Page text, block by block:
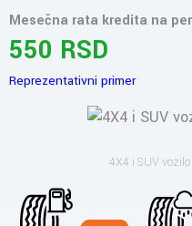
Mesečna rata kredita na
550 RSD
Reprezentativni primer
4X4 i SUV vozilo